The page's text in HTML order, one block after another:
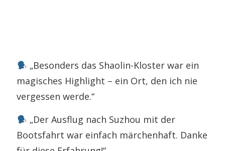
„Besonders das Shaolin-Kloster war ein
magisches Highlight – ein Ort, den ich nie
vergessen werde.“
„Der Ausflug nach Suzhou mit der
Bootsfahrt war einfach märchenhaft. Danke